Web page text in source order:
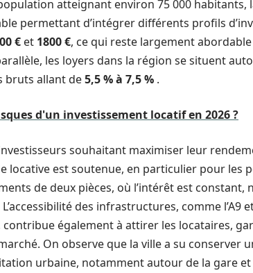
atteignant environ 75 000 habitants,
permettant d’intégrer différents profils
€ et 1800 €, ce qui reste largement
les loyers dans la région se situent
bruts allant de5,5 % à 7,5 % .
d'un investissement locatif en 2026 ?
souhaitant maximiser leur
locative est soutenue, en particulier pour les
de deux pièces, où l’intérêt est constant,
des infrastructures, comme l’A9
contribue également à attirer les locataires,
On observe que la ville a su conserver
urbaine, notamment autour de la gare